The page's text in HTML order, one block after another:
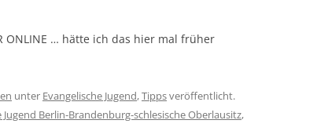
ONLINE … hätte ich das hier mal früher
unter Evangelische Jugend,Tippsveröffentlicht.
Jugend Berlin-Brandenburg-schlesische Oberlausitz,